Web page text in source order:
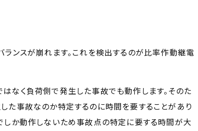
ンスが崩れます。これを検出するのが比率作動継電
なく負荷側で発生した事故でも動作します。そのた
た事故なのか特定するのに時間を要することがあり
しか動作しないため事故点の特定に要する時間が大